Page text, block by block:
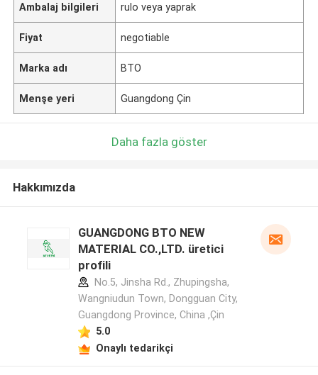
Ambalaj bilgileri rulo veya yaprak
Fiyat negotiable
Marka adı BTO
Menşe yeri Guangdong Çin
Daha fazla göster
Hakkımızda
GUANGDONG BTO NEW
MATERIAL CO.,LTD. üretici
profili
No.5, Jinsha Rd., Zhupingsha,
Wangniudun Town, Dongguan City,
Guangdong Province, China ,Çin
5.0
Onaylı tedarikçi